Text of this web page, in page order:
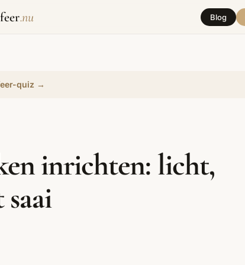
.nu Blog
Mediterraans
Living
quiz →
inrichten: licht,